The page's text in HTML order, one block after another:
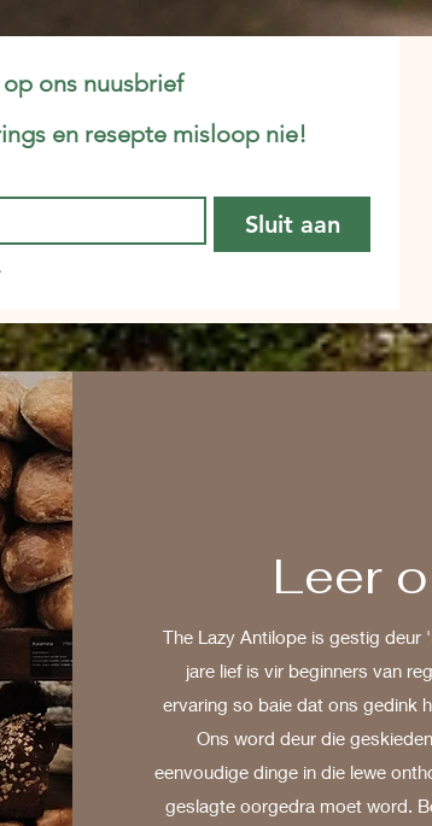
op ons nuusbrief
en resepte misloop nie!
Sluit aan
Leer
The Lazy Antilope is gestig deur
jare lief is vir beginners van
ervaring so baie dat ons gedink
Ons word deur die
eenvoudige dinge in die lewe
geslagte oorgedra moet word.